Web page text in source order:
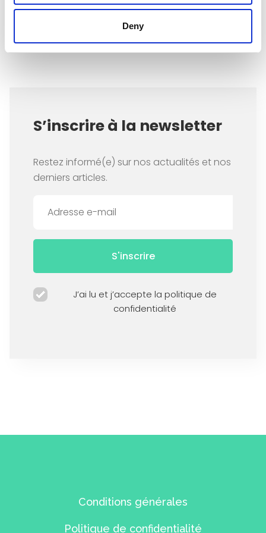
Deny
of
S’inscrire à la newsletter
Restez informé(e) sur nos actualités et nos
derniers articles.
S'inscrire
J’ai lu et j’accepte la politique de
confidentialité
Conditions générales
Politique de confidentialité